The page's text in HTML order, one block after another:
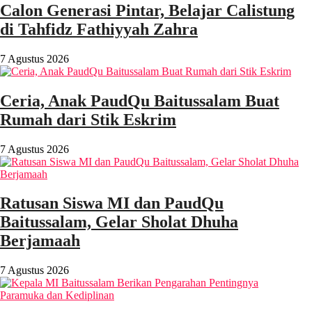
Calon Generasi Pintar, Belajar Calistung
di Tahfidz Fathiyyah Zahra
7 Agustus 2026
Ceria, Anak PaudQu Baitussalam Buat
Rumah dari Stik Eskrim
7 Agustus 2026
Ratusan Siswa MI dan PaudQu
Baitussalam, Gelar Sholat Dhuha
Berjamaah
7 Agustus 2026